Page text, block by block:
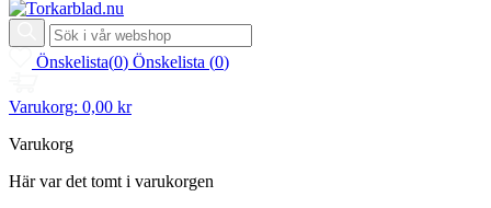
Önskelista(0) Önskelista (0)
Varukorg: 0,00 kr
Varukorg
Här var det tomt i varukorgen